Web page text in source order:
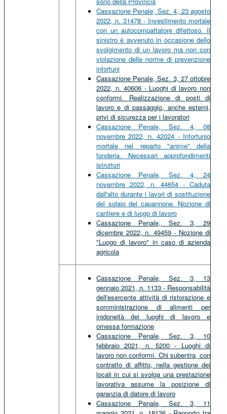
Cassazione Penale, Sez. 4, 23 agosto
2022, n. 31478 - Investimento mortale
con un autocompattatore difettoso. Il
sinistro è avvenuto in occasione dello
svolgimento di un lavoro ma non con
violazione delle norme di prevenzione
infortuni
Cassazione Penale, Sez. 3, 27 ottobre
2022, n. 40606 - Luoghi di lavoro non
conformi. Realizzazione di posti di
lavoro e di passaggio, anche esterni,
privi di sicurezza per i lavoratori
Cassazione Penale, Sez. 4, 08
novembre 2022, n. 42024 - Infortunio
mortale nel reparto "anime" della
fonderia. Necessari approfondimenti
istruttori
Cassazione Penale, Sez. 4, 24
novembre 2022, n. 44654 - Caduta
dall'alto durante i lavori di sostituzione
del solaio del capannone. Nozione di
cantiere e di luogo di lavoro
Cassazione Penale, Sez. 3, 29
dicembre 2022, n. 49459 - Nozione di
"Luogo di lavoro" in caso di azienda
agricola
Cassazione Penale, Sez. 3, 13
gennaio 2021, n. 1133 - Responsabilità
dell'esercente attività di ristorazione e
somministrazione di alimenti per
inidoneità dei luoghi di lavoro e
omessa formazione
Cassazione Penale, Sez. 3, 10
febbraio 2021, n. 5200 - Luoghi di
lavoro non conformi. Chi subentra, con
contratto di affitto, nella gestione dei
locali in cui si svolga una prestazione
lavorativa assume la posizione di
garanzia di datore di lavoro
Cassazione Penale, Sez. 3, 11